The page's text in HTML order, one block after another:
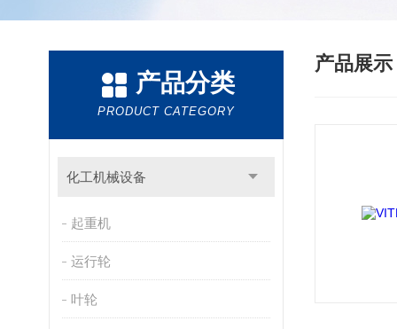
产品分类
PRODUCT CATEGORY
化工机械设备
起重机
运行轮
叶轮
产品展示